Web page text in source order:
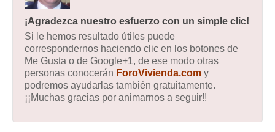
¡Agradezca nuestro esfuerzo con un simple clic!
Si le hemos resultado útiles puede
correspondernos haciendo clic en los botones de
Me Gusta o de Google+1, de ese modo otras
personas conocerán ForoVivienda.com y
podremos ayudarlas también gratuitamente.
¡¡Muchas gracias por animarnos a seguir!!